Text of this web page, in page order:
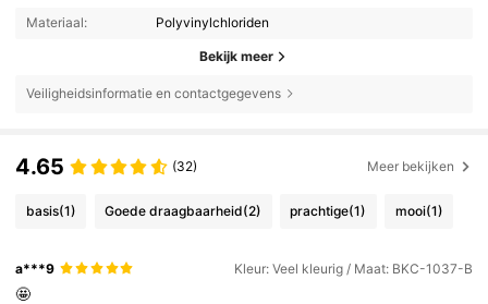
Materiaal: Polyvinylchloriden
Bekijk meer
Veiligheidsinformatie en contactgegevens
4.65 (32) Meer bekijken
basis(1) Goede draagbaarheid(2) prachtige(1) mooi(1)
a***9 Kleur: Veel kleurig / Maat: BKC-1037-B
🤩